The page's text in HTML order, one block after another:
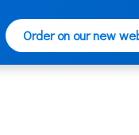
Order on our new